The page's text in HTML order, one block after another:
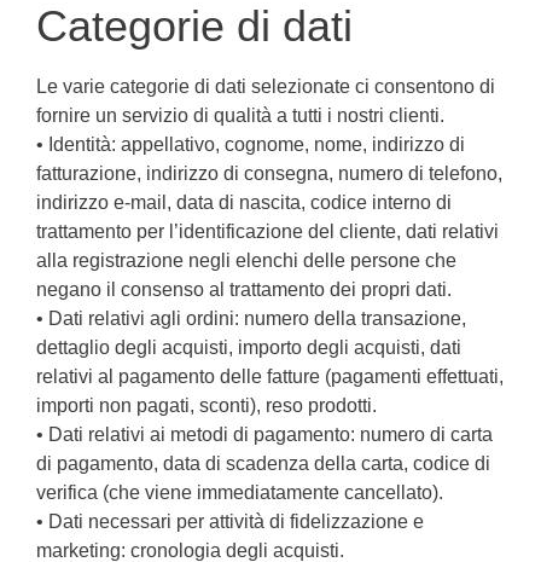
Categorie di dati
Le varie categorie di dati selezionate ci consentono di
fornire un servizio di qualità a tutti i nostri clienti.
• Identità: appellativo, cognome, nome, indirizzo di
fatturazione, indirizzo di consegna, numero di telefono,
indirizzo e-mail, data di nascita, codice interno di
trattamento per l’identificazione del cliente, dati relativi
alla registrazione negli elenchi delle persone che
negano il consenso al trattamento dei propri dati.
• Dati relativi agli ordini: numero della transazione,
dettaglio degli acquisti, importo degli acquisti, dati
relativi al pagamento delle fatture (pagamenti effettuati,
importi non pagati, sconti), reso prodotti.
• Dati relativi ai metodi di pagamento: numero di carta
di pagamento, data di scadenza della carta, codice di
verifica (che viene immediatamente cancellato).
• Dati necessari per attività di fidelizzazione e
marketing: cronologia degli acquisti.